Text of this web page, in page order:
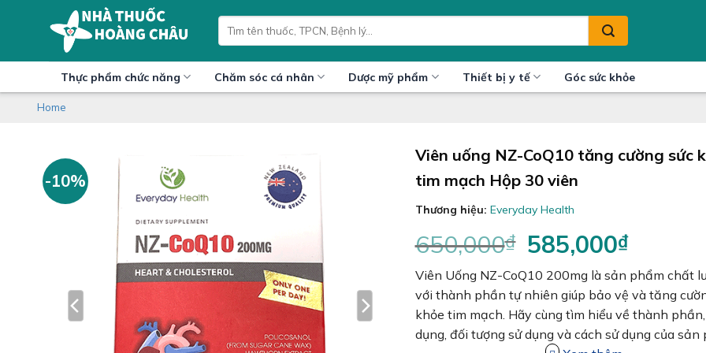
kiếm:
Thực phẩm chức năng Chăm sóc cá nhân Dược mỹ phẩm Thiết bị y tế Góc sức khỏe
Home
-10%
Viên uống NZ-CoQ10 tăng cường sức
tim mạch Hộp 30 viên
Thương hiệu: Everyday Health
650,000₫ Giá
gốc
là:
650,000₫.
585,000₫Giá
tại
là:
Viên Uống NZ-CoQ10 200mg là sản phẩm chất
với thành phần tự nhiên giúp bảo vệ và tăng
khỏe tim mạch. Hãy cùng tìm hiểu về thành
dụng, đối tượng sử dụng và cách sử dụng của sản